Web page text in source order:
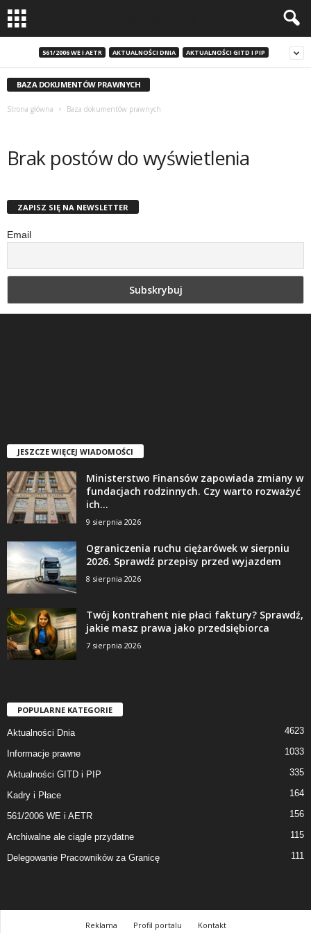
561/2006 WE I AETR AKTUALNOŚCI DNIA AKTUALNOŚCI GITD I PIP
BAZA DOKUMENTÓW PRAWNYCH
Strona główna Baza dokumentów prawnych
Brak postów do wyświetlenia
ZAPISZ SIĘ NA NEWSLETTER
Email
JESZCZE WIĘCEJ WIADOMOŚCI
Ministerstwo Finansów zapowiada zmiany w
fundacjach rodzinnych. Czy warto rozważyć
ich...
9 sierpnia 2026
Ograniczenia ruchu ciężarówek w sierpniu
2026. Sprawdź przepisy przed wyjazdem
8 sierpnia 2026
Twój kontrahent nie płaci faktury? Sprawdź,
jakie masz prawa jako przedsiębiorca
7 sierpnia 2026
POPULARNE KATEGORIE
Aktualności Dnia 4623
Informacje prawne 1033
Aktualności GITD i PIP 335
Kadry i Płace 164
561/2006 WE i AETR 156
Archiwalne ale ciągle przydatne 115
Delegowanie Pracowników za Granicę 111
Reklama Profil portalu Kontakt